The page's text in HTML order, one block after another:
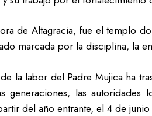
de Altagracia, fue el templo
marcada por la disciplina, la
la labor del Padre Mujica ha
generaciones, las
del año entrante, el 4 de